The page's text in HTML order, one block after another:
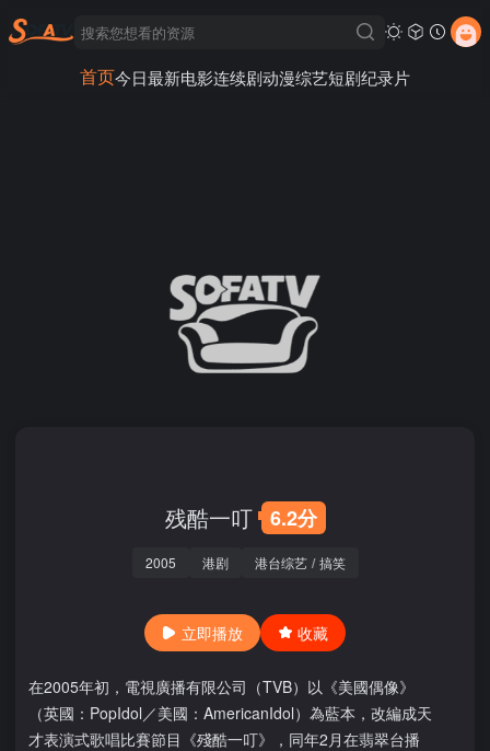
首页今日最新电影连续剧动漫综艺短剧纪录片
残酷一叮 6.2分
2005 港剧 港台综艺 / 搞笑
立即播放 收藏
在2005年初，電視廣播有限公司（TVB）以《美國偶像》
（英國：PopIdol／美國：AmericanIdol）為藍本，改編成天
才表演式歌唱比賽節目《殘酷一叮》，同年2月在翡翠台播